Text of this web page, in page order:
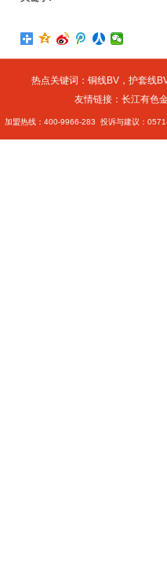
热点关键词： 铜线BV， 护套线
友情链接： 长江有色
加盟热线：400-9966-283 投诉与建议：